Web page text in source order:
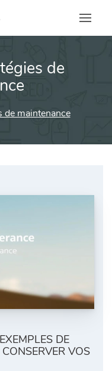
de
de maintenance
DE
VOS